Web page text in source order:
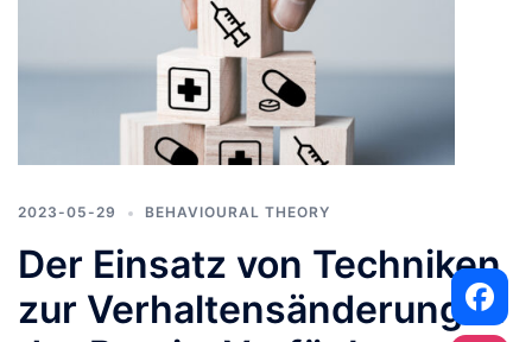
2023-05-29 BEHAVIOURAL THEORY
Der Einsatz von Techniken
zur Verhaltensänderung in